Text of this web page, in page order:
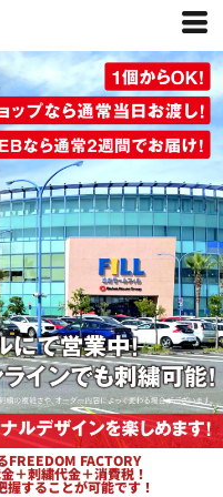
FREEDOM FACTORY
＋刺繍代金＋消費税！
することが可能です！